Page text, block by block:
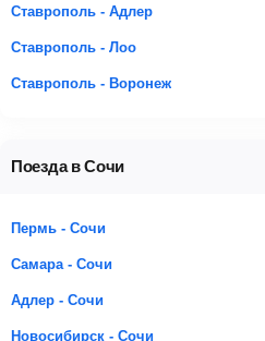
Ставрополь - Адлер
Ставрополь - Лоо
Ставрополь - Воронеж
Поезда в Сочи
Пермь - Сочи
Самара - Сочи
Адлер - Сочи
Новосибирск - Сочи